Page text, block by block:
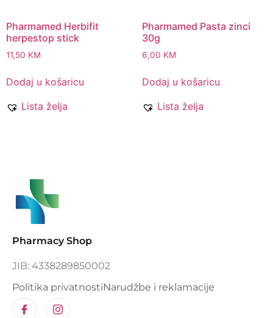
Pharmamed Herbifit
herpestop stick
11,50 KM
Dodaj u košaricu
Lista želja
Pharmamed Pasta zinci
30g
6,00 KM
Dodaj u košaricu
Lista želja
Pharmacy Shop
JIB: 4338289850002
Politika privatnostiNarudžbe i reklamacije